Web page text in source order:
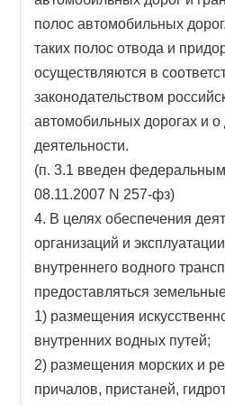
полос автомобильных
таких полос отвода и
осуществляются в
законодательством
автомобильных дорогах и
деятельности.
(п. 3.1 введен
08.11.2007 N 257-фз)
4. В целях обеспечения
организаций и
внутреннего водного
предоставляться
1) размещения
внутренних водных путей;
2) размещения морских и
причалов, пристаней,